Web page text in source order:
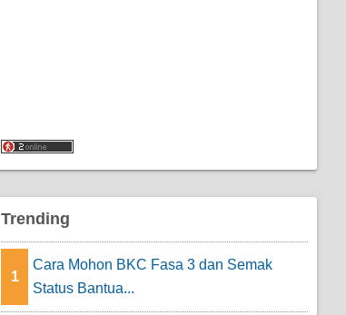
Trending
1
Cara Mohon BKC Fasa 3 dan Semak
Status Bantua...